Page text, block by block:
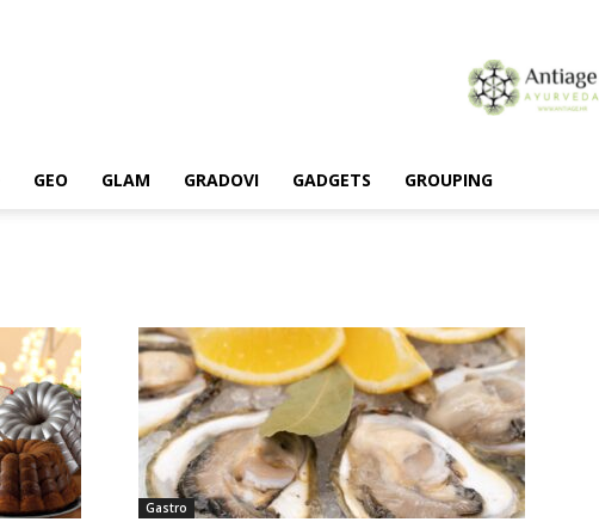
GEO GLAM GRADOVI GADGETS GROUPING
Gastro